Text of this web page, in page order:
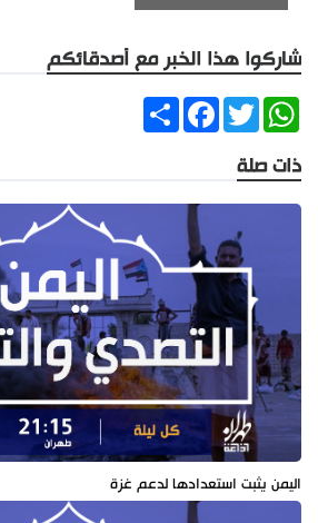
شاركوا هذا الخبر مع أصدقائكم
ShareFacebookTwitter
WhatsApp
ذات صلة
اليمن يثبت استعدادها لدعم غزة